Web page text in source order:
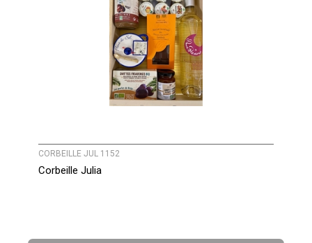
CORBEILLE JUL 1152
Corbeille Julia